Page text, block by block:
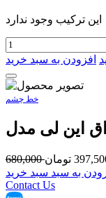
این ترکیب وجود ندارد
افزودن به سبد خرید
خط چشم
680,000 تومان
Contact Us